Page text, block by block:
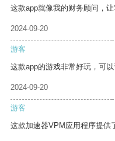
这款app就像我的财务顾问，让
2024-09-20
游客
这款app的游戏非常好玩，可以
2024-09-20
游客
这款加速器VPM应用程序提供